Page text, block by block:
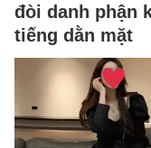
đòi danh phận
tiếng dằn mặt